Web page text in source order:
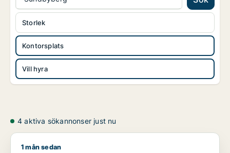
Kontorsplats
Vill hyra
Storlek
4 aktiva sökannonser just nu
Lars söker kontor eller kontorsplats för uthyrning i
1 mån sedan